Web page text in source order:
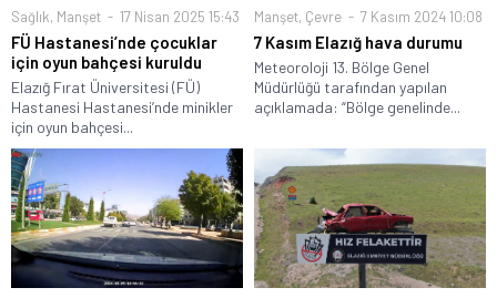
Sağlık, Manşet 17 Nisan 2025 15:43
FÜ Hastanesi’nde çocuklar
için oyun bahçesi kuruldu
Elazığ Fırat Üniversitesi (FÜ)
Hastanesi Hastanesi’nde minikler
için oyun bahçesi...
Manşet, Çevre 7 Kasım 2024 10:08
7 Kasım Elazığ hava durumu
Meteoroloji 13. Bölge Genel
Müdürlüğü tarafından yapılan
açıklamada: “Bölge genelinde...